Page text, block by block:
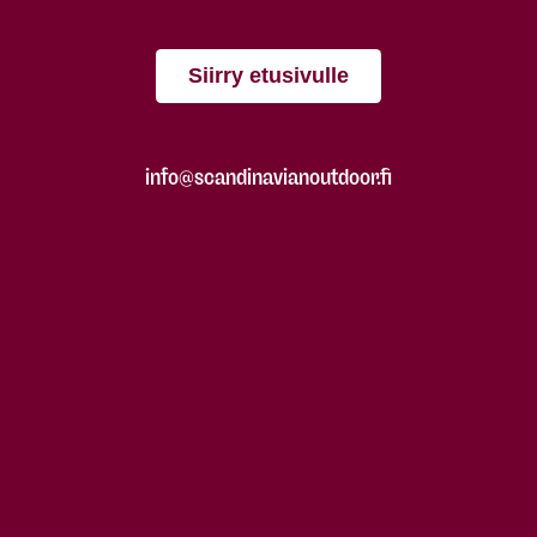
Siirry etusivulle
info@scandinavianoutdoor.fi